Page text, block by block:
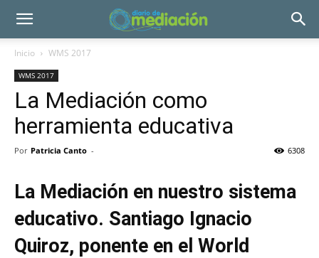
Inicio WMS 2017
WMS 2017
La Mediación como
herramienta educativa
Por Patricia Canto - 6308
La Mediación en nuestro sistema
educativo. Santiago Ignacio
Quiroz, ponente en el World